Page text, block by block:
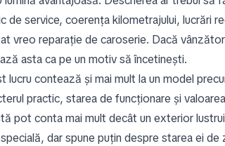
de service, coerența kilometrajului, lucrări
vreo reparație de caroserie. Dacă
asta ca pe un motiv să încetinești.
lucru contează și mai mult la un model
practic, starea de funcționare și
pot conta mai mult decât un exterior
dar spune puțin despre starea ei